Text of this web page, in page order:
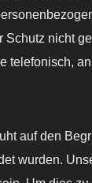
nicht
telefonisch,
auf den
wurden.